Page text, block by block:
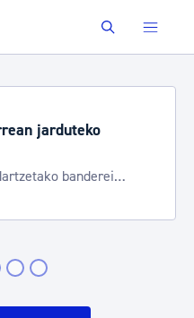
Buscar
jarduteko
banderei